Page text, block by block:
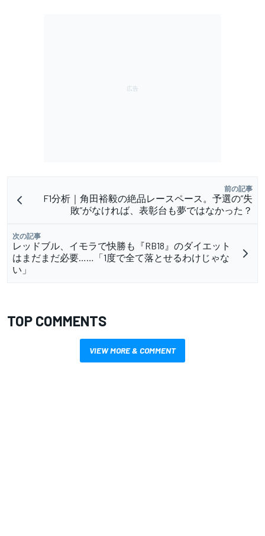
前の記事
F1分析｜角田裕毅の絶品レースペース。予選の”失
敗”がなければ、表彰台も夢ではなかった？
次の記事
レッドブル、イモラで快勝も『RB18』のダイエット
はまだまだ必要……「1度で全て落とせるわけじゃな
い」
TOP COMMENTS
VIEW MORE & COMMENT